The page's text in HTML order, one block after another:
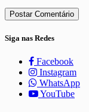
Siga nas Redes
Facebook
Instagram
WhatsApp
YouTube